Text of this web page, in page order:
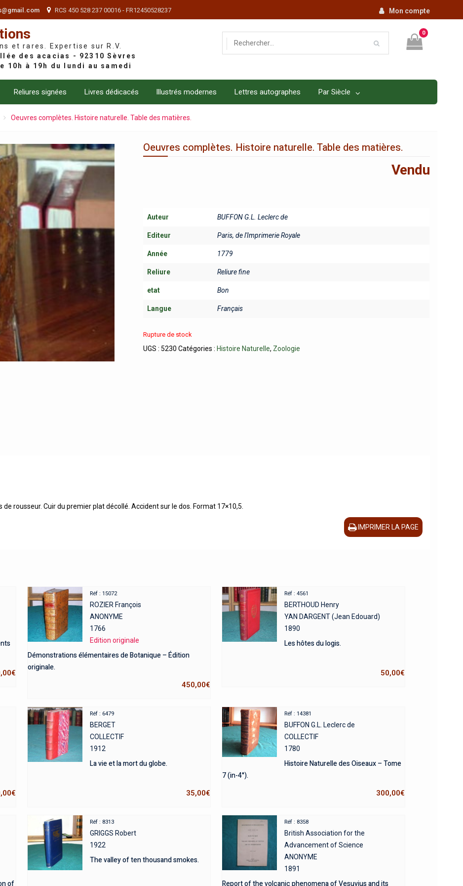
RCS 450 528 237 00016 - FR12450528237 Mon compte
et rares. Expertise sur R.V.
0
Reliures signées Livres dédicacés Illustrés modernes Lettres autographes Par Siècle
Oeuvres complètes. Histoire naturelle. Table des matières.
Oeuvres complètes. Histoire naturelle. Table des matières.
Vendu
Auteur BUFFON G.L. Leclerc de
Editeur Paris, de l'Imprimerie Royale
Année 1779
Reliure Reliure fine
etat Bon
Langue Français
Rupture de stock
UGS :5230 Catégories : Histoire Naturelle, Zoologie
de rousseur. Cuir du premier plat décollé. Accident sur le dos. Format 17×10,5.
IMPRIMER LA PAGE
€
Réf : 15072
ROZIER François
ANONYME
1766
Edition originale
Démonstrations élémentaires de Botanique – Édition
originale.
450,00€
Réf : 4561
BERTHOUD Henry
YAN DARGENT (Jean Edouard)
1890
Les hôtes du logis.
50,00€
€
Réf : 6479
BERGET
COLLECTIF
1912
La vie et la mort du globe.
35,00€
Réf : 14381
BUFFON G.L. Leclerc de
COLLECTIF
1780
Histoire Naturelle des Oiseaux – Tome
7 (in-4°).
300,00€
of
Réf : 8313
GRIGGS Robert
1922
The valley of ten thousand smokes.
Réf : 8358
British Association for the
Advancement of Science
ANONYME
1891
Report of the volcanic phenomena of Vesuvius and its